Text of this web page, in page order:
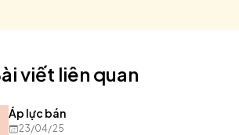
viết liên quan
Áp lực bán
23/04/25